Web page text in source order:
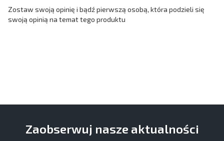
Zostaw swoją opinię i bądź pierwszą osobą, która podzieli się
swoją opinią na temat tego produktu
Zaobserwuj nasze aktualności